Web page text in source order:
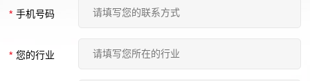
* 手机号码
* 您的行业